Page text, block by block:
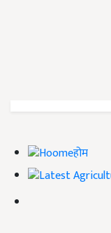
होम